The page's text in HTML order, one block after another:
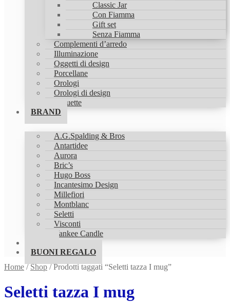
Classic Jar
Con Fiamma
Gift set
Senza Fiamma
Complementi d’arredo
Illuminazione
Oggetti di design
Porcellane
Orologi
Orologi di design
Statuette
BRAND
A.G.Spalding & Bros
Antartidee
Aurora
Bric’s
Hugo Boss
Incantesimo Design
Millefiori
Montblanc
Seletti
Visconti
Yankee Candle
BUONI REGALO
Home/Shop/Prodotti taggati “Seletti tazza I mug”
Seletti tazza I mug